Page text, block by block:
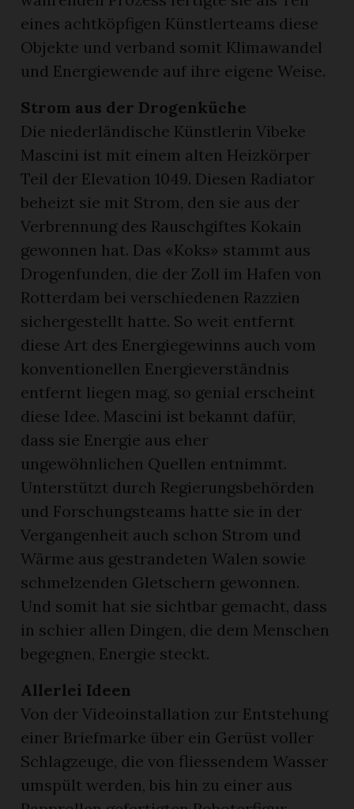
eines achtköpfigen Künstlerteams diese
Objekte und verband somit Klimawandel
und Energiewende auf ihre eigene Weise.
Strom aus der Drogenküche
Die niederländische Künstlerin Vibeke
Mascini ist mit einem alten Heizkörper
Teil der Elevation 1049. Diesen Radiator
beheizt sie mit Strom, den sie aus der
Verbrennung des Rauschgiftes Kokain
gewonnen hat. Das «Koks» stammt aus
Drogenfunden, die der Zoll im Hafen von
Rotterdam bei verschiedenen Razzien
sichergestellt hatte. So weit entfernt
diese Art des Energiegewinns auch vom
konventionellen Energieverständnis
entfernt liegen mag, so genial erscheint
diese Idee. Mascini ist bekannt dafür,
dass sie Energie aus eher
ungewöhnlichen Quellen entnimmt.
Unterstützt durch Regierungsbehörden
und Forschungsteams hatte sie in der
Vergangenheit auch schon Strom und
Wärme aus gestrandeten Walen sowie
schmelzenden Gletschern gewonnen.
Und somit hat sie sichtbar gemacht, dass
in schier allen Dingen, die dem Menschen
begegnen, Energie steckt.
Allerlei Ideen
Von der Videoinstallation zur Entstehung
einer Briefmarke über ein Gerüst voller
Schlagzeuge, die von fliessendem Wasser
umspült werden, bis hin zu einer aus